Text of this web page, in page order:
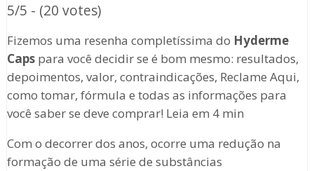
5/5 - (20 votes)
Fizemos uma resenha completíssima do Hyderme
Capspara você decidir se é bom mesmo: resultados,
depoimentos, valor, contraindicações, Reclame Aqui,
como tomar, fórmula e todas as informações para
você saber se deve comprar! Leia em 4 min
Com o decorrer dos anos, ocorre uma redução na
formação de uma série de substâncias